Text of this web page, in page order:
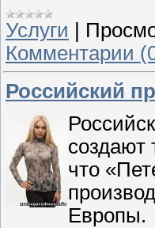
Услуги
Комментарии
Российский
создают
что
Европы.